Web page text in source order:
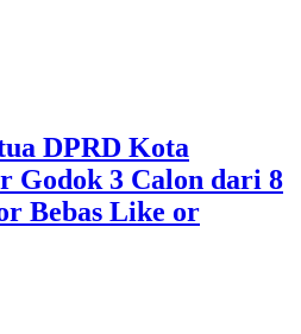
DPRD Kota
Godok 3 Calon dari 8
Bebas Like or